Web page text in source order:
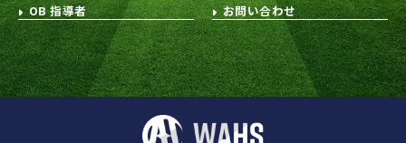
OB 指導者
お問い合わせ